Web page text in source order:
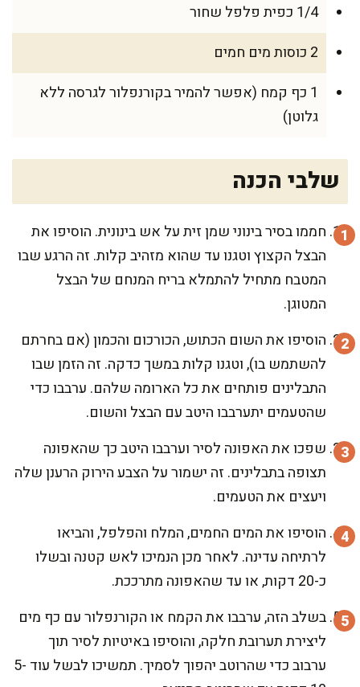
1/4 כפית פלפל שחור
2 כוסות מים חמים
1 כף קמח (אפשר להמיר בקורנפלור לגרסה ללא
גלוטן)
שלבי הכנה
חממו בסיר בינוני שמן זית על אש בינונית. הוסיפו את
הבצל הקצוץ וטגנו עד שהוא מזהיב קלות. זה הרגע שבו
המטבח מתחיל להתמלא בריח המנחם של הבצל
המטוגן.
הוסיפו את השום הכתוש, הכורכום והכמון (אם בחרתם
להשתמש בו), וטגנו קלות במשך כדקה. זה הזמן שבו
התבלינים פותחים את כל הארומה שלהם. ערבבו כדי
שהטעמים יתערבבו היטב עם הבצל והשום.
שפכו את האפונה לסיר וערבבו היטב כך שהאפונה
תצופה בתבלינים. זה ישמור על הצבע הירוק הרענן שלה
ויעצים את הטעמים.
הוסיפו את המים החמים, המלח והפלפל, והביאו
לרתיחה עדינה. לאחר מכן הנמיכו לאש קטנה ובשלו
כ-20 דקות, או עד שהאפונה מתרככת.
בשלב הזה, ערבבו את הקמח או הקורנפלור עם כף מים
ליצירת תערובת חלקה, והוסיפו באיטיות לסיר תוך
ערבוב כדי שהרוטב יהפוך לסמיך. תמשיכו לבשל עוד 5-